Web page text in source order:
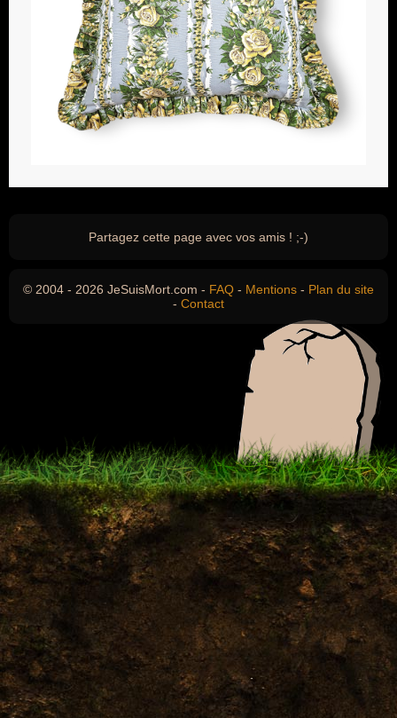
Partagez cette page avec vos amis ! ;-)
© 2004 - 2026 JeSuisMort.com - FAQ - Mentions - Plan du site
- Contact